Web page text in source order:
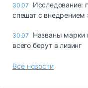
30.07
Исследование:
спешат с внедрением
30.07
Названы марки
всего берут в лизинг
Все новости